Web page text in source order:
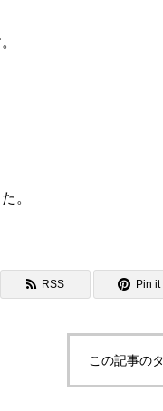
。
RSS Pin it
この記事の